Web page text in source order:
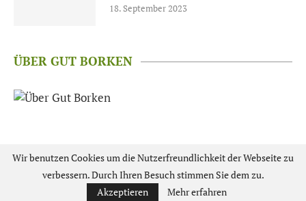
18. September 2023
ÜBER GUT BORKEN
© Gut Borken GmbH 2025 –Impressum – Datenschutz
Wir benutzen Cookies um die Nutzerfreundlichkeit der Webseite zu
verbessern. Durch Ihren Besuch stimmen Sie dem zu.
Akzeptieren
Mehr erfahren